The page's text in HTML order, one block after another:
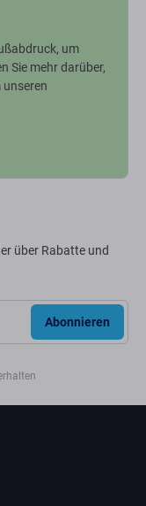
um
Sie mehr darüber,
unseren
über Rabatte und
Abonnieren